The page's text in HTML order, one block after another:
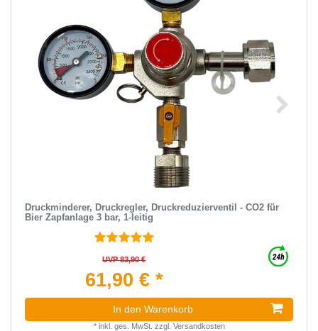
Druckminderer, Druckregler, Druckreduzierventil - CO2 für
Bier Zapfanlage 3 bar, 1-leitig
UVP 83,90 €
61,90 € *
In den Warenkorb
* inkl. ges. MwSt. zzgl. Versandkosten